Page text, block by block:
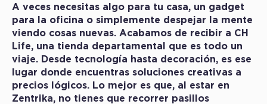
A veces necesitas algo para tu casa, un gadget
para la oficina o simplemente despejar la mente
viendo cosas nuevas. Acabamos de recibir a CH
Life, una tienda departamental que es todo un
viaje. Desde tecnología hasta decoración, es ese
lugar donde encuentras soluciones creativas a
precios lógicos. Lo mejor es que, al estar en
Zentrika, no tienes que recorrer pasillos